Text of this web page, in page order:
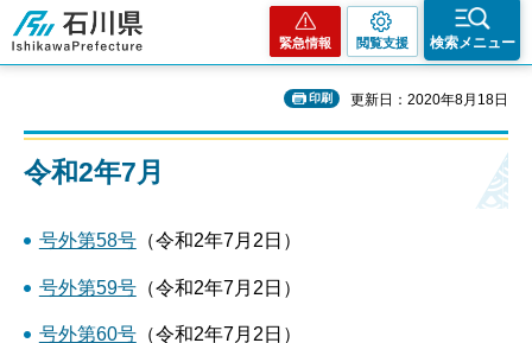
石川県
緊急情報 閲覧支援 検索メニュー
印刷 更新日：2020年8月18日
令和2年7月
号外第58号（令和2年7月2日）
号外第59号（令和2年7月2日）
号外第60号（令和2年7月2日）